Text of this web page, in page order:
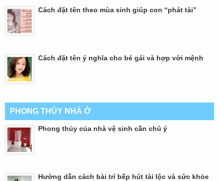
Cách đặt tên theo mùa sinh giúp con “phát tài”
Cách đặt tên ý nghĩa cho bé gái và hợp với mệnh
PHONG THỦY NHÀ Ở
Phong thủy của nhà vệ sinh cần chú ý
Hướng dẫn cách bài trí bếp hút tài lộc và sức khỏe